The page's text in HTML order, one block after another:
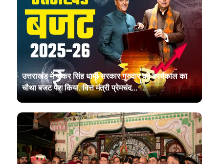
उत्तराखंड में पुष्कर सिंह धामी सरकार गुरुवार को कार्यकाल का
चौथा बजट पेश किया. वित्त मंत्री प्रेमचंद...